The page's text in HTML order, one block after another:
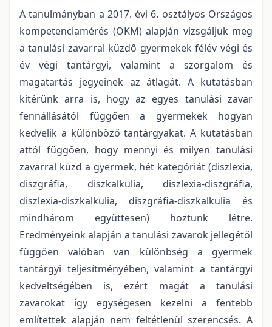
A tanulmányban a 2017. évi 6. osztályos Országos
kompetenciamérés (OKM) alapján vizsgáljuk meg
a tanulási zavarral küzdő gyermekek félév végi és
év végi tantárgyi, valamint a szorgalom és
magatartás jegyeinek az átlagát. A kutatásban
kitérünk arra is, hogy az egyes tanulási zavar
fennállásától függően a gyermekek hogyan
kedvelik a különböző tantárgyakat. A kutatásban
attól függően, hogy mennyi és milyen tanulási
zavarral küzd a gyermek, hét kategóriát (diszlexia,
diszgráfia, diszkalkulia, diszlexia-diszgráfia,
diszlexia-diszkalkulia, diszgráfia-diszkalkulia és
mindhárom együttesen) hoztunk létre.
Eredményeink alapján a tanulási zavarok jellegétől
függően valóban van különbség a gyermek
tantárgyi teljesítményében, valamint a tantárgyi
kedveltségében is, ezért magát a tanulási
zavarokat így egységesen kezelni a fentebb
említettek alapján nem feltétlenül szerencsés. A